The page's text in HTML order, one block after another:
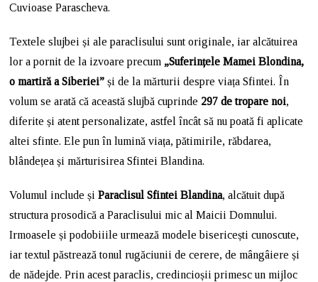
Cuvioase Parascheva.
Textele slujbei și ale paraclisului sunt originale, iar alcătuirea
lor a pornit de la izvoare precum „Suferințele Mamei Blondina,
o martiră a Siberiei” și de la mărturii despre viața Sfintei. În
volum se arată că această slujbă cuprinde 297 de tropare noi,
diferite și atent personalizate, astfel încât să nu poată fi aplicate
altei sfinte. Ele pun în lumină viața, pătimirile, răbdarea,
blândețea și mărturisirea Sfintei Blandina.
Volumul include șiParaclisul Sfintei Blandina, alcătuit după
structura prosodică a Paraclisului mic al Maicii Domnului.
Irmoasele și podobiiile urmează modele bisericești cunoscute,
iar textul păstrează tonul rugăciunii de cerere, de mângâiere și
de nădejde. Prin acest paraclis, credincioșii primesc un mijloc